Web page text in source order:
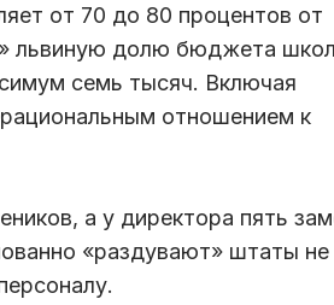
от 70 до 80 процентов от
львиную долю бюджета
семь тысяч. Включая
отношением к
а у директора пять
«раздувают» штаты не